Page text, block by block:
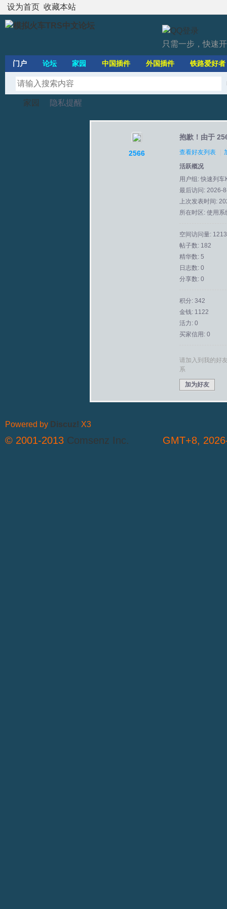
设为首页 收藏本站
只需一步，快速
门户 论坛 家园 中国插件 外国插件 铁路爱好者
家园 隐私提醒
2566
抱歉！由于
查看好友列表
活跃概况
用户组: 快速列车
最后访问: 2026-
上次发表时间:
所在时区: 使用系
空间访问量: 1213
帖子数: 182
精华数: 5
日志数: 0
分享数: 0
积分: 342
金钱: 1122
活力: 0
买家信用: 0
请加入到我的好
系
加为好友
GMT+8,
Powered by Discuz! X3
© 2001-2013 Comsenz Inc.